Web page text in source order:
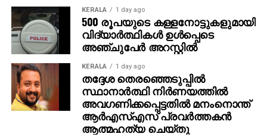
KERALA 1 day ago
500 രൂപയുടെ കള്ളനോട്ടുകളുമായി
വിദ്യാര്‍ത്ഥികള്‍ ഉള്‍പ്പെടെ
അഞ്ചുപേര്‍ അറസ്റ്റില്‍
KERALA 1 day ago
തദ്ദേശ തെരഞ്ഞെടുപ്പില്‍
സ്ഥാനാര്‍ത്ഥി നിര്‍ണയത്തില്‍
അവഗണിക്കപ്പെട്ടതില്‍ മനംനൊന്ത്
ആര്‍എസ്എസ് പ്രവര്‍ത്തകന്‍
ആത്മഹത്യ ചെയ്തു